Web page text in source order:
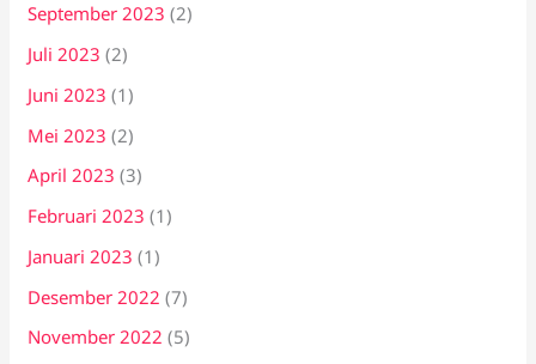
September 2023 (2)
Juli 2023 (2)
Juni 2023 (1)
Mei 2023 (2)
April 2023 (3)
Februari 2023 (1)
Januari 2023 (1)
Desember 2022 (7)
November 2022 (5)